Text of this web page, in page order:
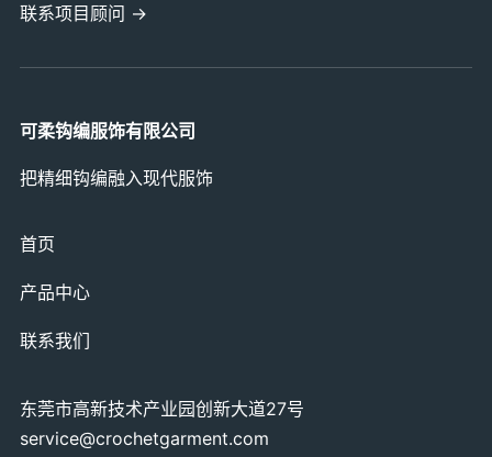
联系项目顾问 →
可柔钩编服饰有限公司
把精细钩编融入现代服饰
首页
产品中心
联系我们
东莞市高新技术产业园创新大道27号
service@crochetgarment.com